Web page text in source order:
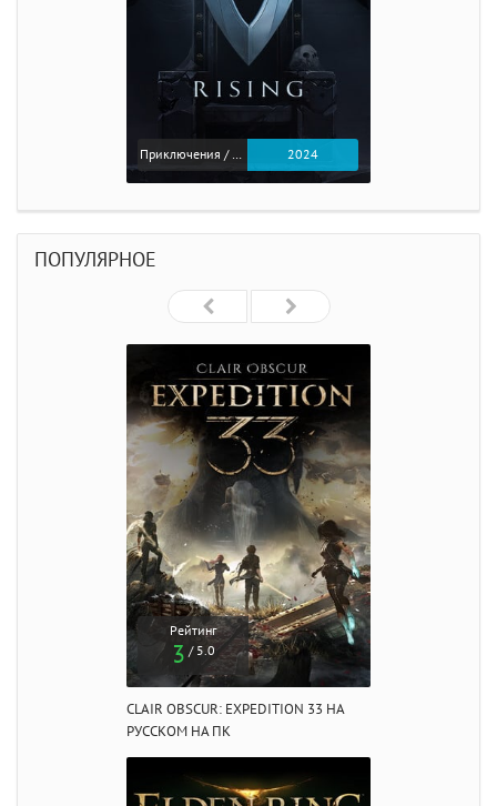
Приключения / Экшен 2024
ПОПУЛЯРНОЕ
Рейтинг
3 / 5.0
CLAIR OBSCUR: EXPEDITION 33 НА
РУССКОМ НА ПК